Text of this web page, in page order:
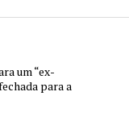
um “ex-
para a